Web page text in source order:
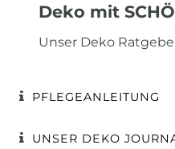
Deko mit
Unser Deko
PFLEGEANLEITUNG
UNSER DEKO